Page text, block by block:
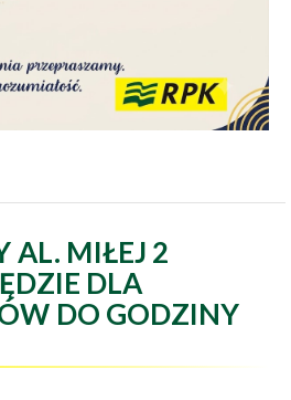
AL. MIŁEJ 2
DLA
DO GODZINY